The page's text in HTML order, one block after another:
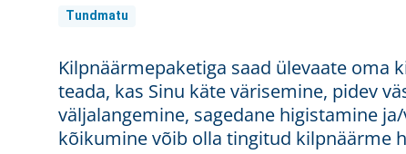
Tundmatu
Kilpnäärmepaketiga saad ülevaate oma
teada, kas Sinu käte värisemine, pidev
väljalangemine, sagedane higistamine
kõikumine võib olla tingitud kilpnäärme